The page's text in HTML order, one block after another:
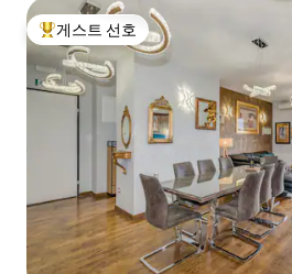
상위 게스트 선호
게스트 선호